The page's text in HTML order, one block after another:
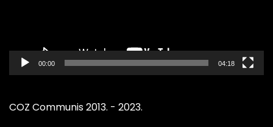
00:00 04:18
COZ Communis 2013. - 2023.